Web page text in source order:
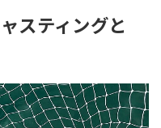
スティングと